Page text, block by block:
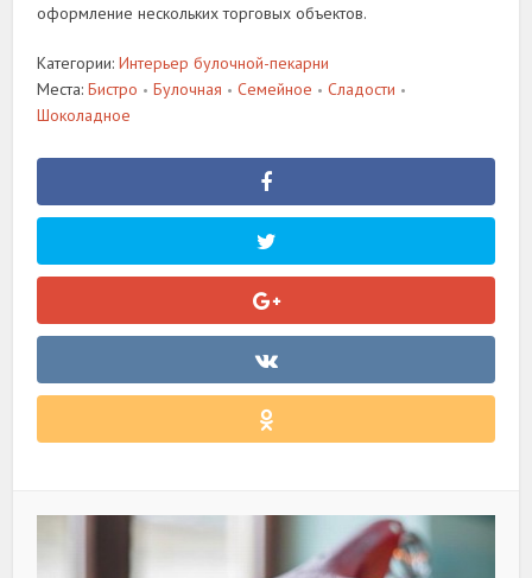
оформление нескольких торговых объектов.
Категории:Интерьер булочной-пекарни
Места:Бистро • Булочная • Семейное • Сладости •
Шоколадное